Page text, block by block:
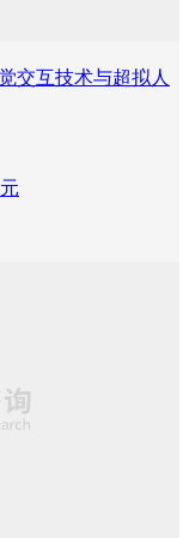
交互技术与超拟人